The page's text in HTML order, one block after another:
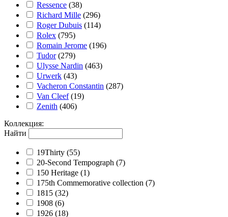
Ressence (38)
Richard Mille (296)
Roger Dubuis (114)
Rolex (795)
Romain Jerome (196)
Tudor (279)
Ulysse Nardin (463)
Urwerk (43)
Vacheron Constantin (287)
Van Cleef (19)
Zenith (406)
Коллекция:
Найти
19Thirty (55)
20-Second Tempograph (7)
150 Heritage (1)
175th Commemorative collection (7)
1815 (32)
1908 (6)
1926 (18)